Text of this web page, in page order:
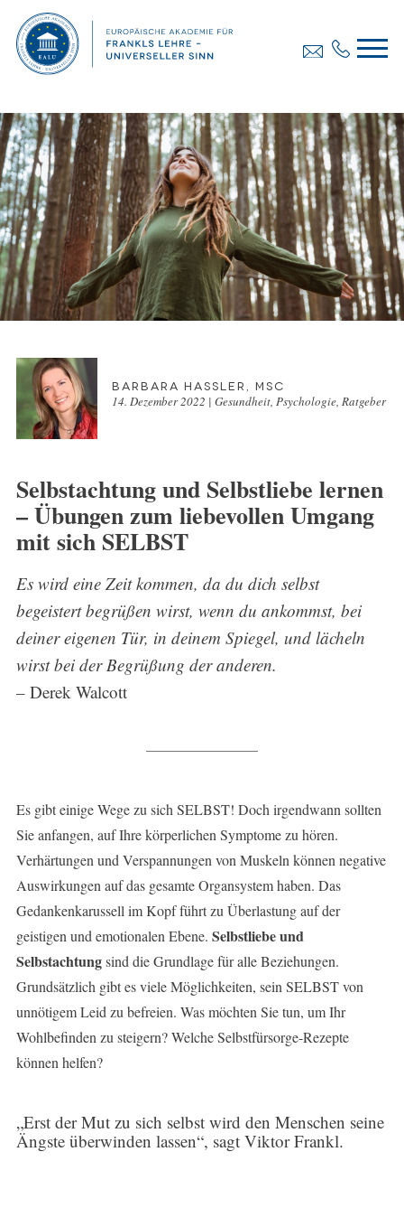
Barbara Hassler, MSc
14. Dezember 2022 | Gesundheit, Psychologie, Ratgeber
Selbstachtung und Selbstliebe lernen
– Übungen zum liebevollen Umgang
mit sich SELBST
Es wird eine Zeit kommen, da du dich selbst
begeistert begrüßen wirst, wenn du ankommst, bei
deiner eigenen Tür, in deinem Spiegel, und lächeln
wirst bei der Begrüßung der anderen.
– Derek Walcott
Es gibt einige Wege zu sich SELBST! Doch irgendwann sollten
Sie anfangen, auf Ihre körperlichen Symptome zu hören.
Verhärtungen und Verspannungen von Muskeln können negative
Auswirkungen auf das gesamte Organsystem haben. Das
Gedankenkarussell im Kopf führt zu Überlastung auf der
geistigen und emotionalen Ebene. Selbstliebe und
Selbstachtungsind die Grundlage für alle Beziehungen.
Grundsätzlich gibt es viele Möglichkeiten, sein SELBST von
unnötigem Leid zu befreien. Was möchten Sie tun, um Ihr
Wohlbefinden zu steigern? Welche Selbstfürsorge-Rezepte
können helfen?
„Erst der Mut zu sich selbst wird den Menschen seine
Ängste überwinden lassen“, sagt Viktor Frankl.